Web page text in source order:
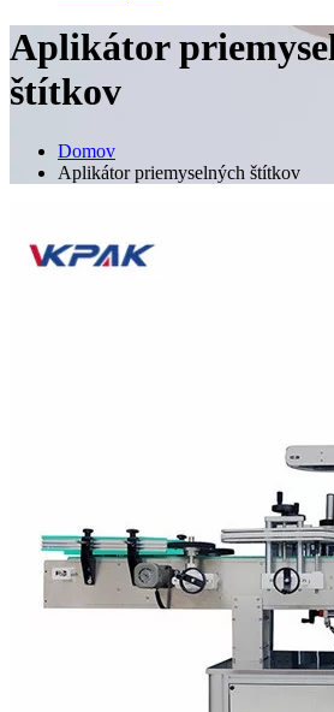
Aplikátor
štítkov
Domov
Aplikátor priemyselných štítkov